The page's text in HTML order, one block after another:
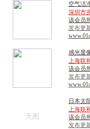
空气洁
深圳市
该会员
发布更
感光显
上海联
该会员
发布更
无图
日 本太
上海联
该会员
发布更